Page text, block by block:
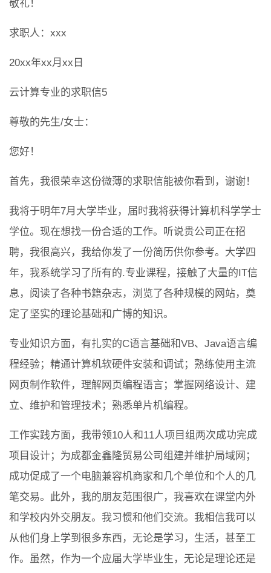
敬礼！
求职人：xxx
20xx年xx月xx日
云计算专业的求职信5
尊敬的先生/女士：
您好！
首先，我很荣幸这份微薄的求职信能被你看到，谢谢！
我将于明年7月大学毕业，届时我将获得计算机科学学士
学位。现在想找一份合适的工作。听说贵公司正在招
聘，我很高兴，我给你发了一份简历供你参考。大学四
年，我系统学习了所有的.专业课程，接触了大量的IT信
息，阅读了各种书籍杂志，浏览了各种规模的网站，奠
定了坚实的理论基础和广博的知识。
专业知识方面，有扎实的C语言基础和VB、Java语言编
程经验；精通计算机软硬件安装和调试；熟练使用主流
网页制作软件，理解网页编程语言；掌握网络设计、建
立、维护和管理技术；熟悉单片机编程。
工作实践方面，我带领10人和11人项目组两次成功完成
项目设计；为成都金鑫隆贸易公司组建并维护局域网；
成功促成了一个电脑兼容机商家和几个单位和个人的几
笔交易。此外，我的朋友范围很广，我喜欢在课堂内外
和学校内外交朋友。我习惯和他们交流。我相信我可以
从他们身上学到很多东西，无论是学习，生活，甚至工
作。虽然，作为一个应届大学毕业生，无论是理论还是